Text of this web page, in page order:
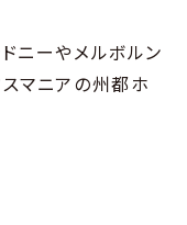
ニーやメルボルン
マニアの州都ホ